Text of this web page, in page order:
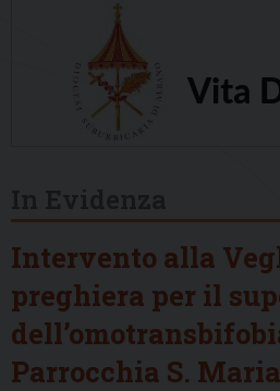
Intervento alla
preghiera per il
Parrocchia S.